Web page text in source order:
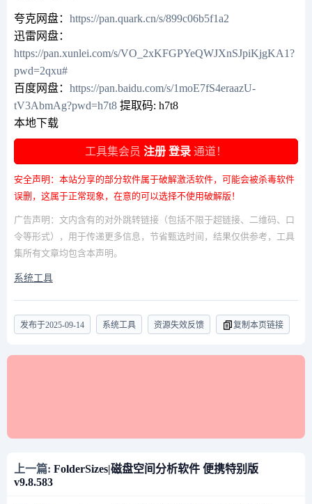
夸克网盘： https://pan.quark.cn/s/899c06b5f1a2
迅雷网盘：
https://pan.xunlei.com/s/VO_2xKFGPYeQWJXnSJpiKjgKA1?
pwd=2qxu#
百度网盘： https://pan.baidu.com/s/1moE7fS4eraazU-
tV3AbmAg?pwd=h7t8 提取码: h7t8
本地下载
工具集会员 注册 登录 通道！
安全声明：本站分享的部分软件属于破解激活软件，可能会被杀毒软件
误删，这属于正常现象，在意的可以选择不使用破解版！
广告声明：文内含有的对外跳转链接（包括不限于超链接、二维码、口
令等形式），用于传递更多信息，节省甄选时间，结果仅供参考，工具
集所有文章均包含本声明。
系统工具
发布于2025-09-14 系统工具 资源失效反馈 复制本页链接
上一篇: FolderSizes|磁盘空间分析软件 便携特别版
v9.8.583